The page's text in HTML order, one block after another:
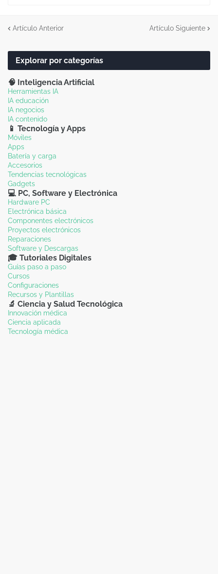
Artículo Anterior Artículo Siguiente
Explorar por categorías
🧠 Inteligencia Artificial
Herramientas IA
IA educación
IA negocios
IA contenido
📱 Tecnología y Apps
Móviles
Apps
Batería y carga
Accesorios
Tendencias tecnológicas
Gadgets
💻 PC, Software y Electrónica
Hardware PC
Electrónica básica
Componentes electrónicos
Proyectos electrónicos
Reparaciones
Software y Descargas
🎓 Tutoriales Digitales
Guías paso a paso
Cursos
Configuraciones
Recursos y Plantillas
🔬 Ciencia y Salud Tecnológica
Innovación médica
Ciencia aplicada
Tecnología médica